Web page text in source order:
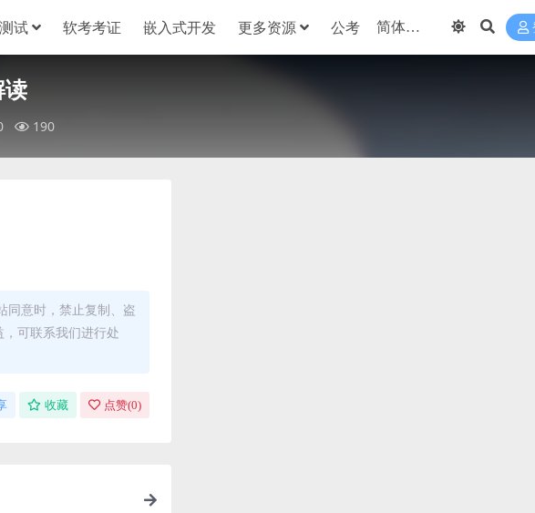
试 软考考证 嵌入式开发 更多资源 公考
190
同意时，禁止复制、盗
可联系我们进行处
收藏 点赞(0)